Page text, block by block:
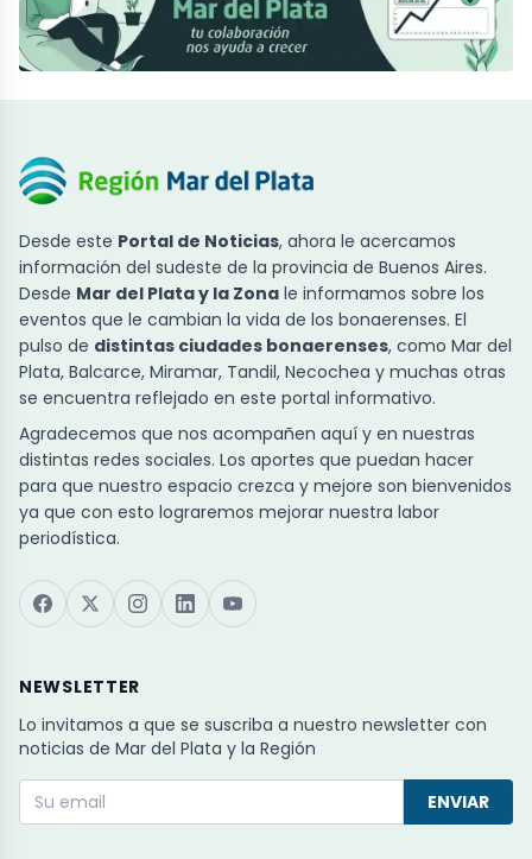
Desde este Portal de Noticias, ahora le acercamos
información del sudeste de la provincia de Buenos Aires.
Desde Mar del Plata y la Zona le informamos sobre los
eventos que le cambian la vida de los bonaerenses. El
pulso de distintas ciudades bonaerenses, como Mar del
Plata, Balcarce, Miramar, Tandil, Necochea y muchas otras
se encuentra reflejado en este portal informativo.
Agradecemos que nos acompañen aquí y en nuestras
distintas redes sociales. Los aportes que puedan hacer
para que nuestro espacio crezca y mejore son bienvenidos
ya que con esto lograremos mejorar nuestra labor
periodística.
NEWSLETTER
Lo invitamos a que se suscriba a nuestro newsletter con
noticias de Mar del Plata y la Región
ENVIAR